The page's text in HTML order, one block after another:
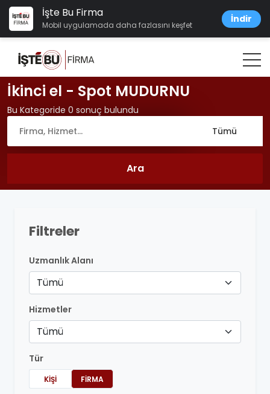
İşte Bu Firma
Mobil uygulamada daha fazlasını keşfet
İndir
İkinci el - Spot MUDURNU
Bu Kategoride 0 sonuç bulundu
Filtreler
Uzmanlık Alanı
Tümü
Hizmetler
Tümü
Tür
KIŞI FIRMA